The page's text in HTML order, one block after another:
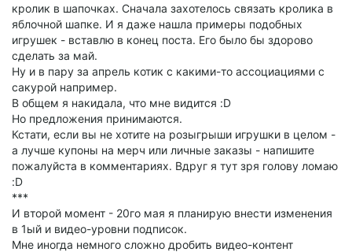
кролик в шапочках. Сначала захотелось связать кролика в
яблочной шапке. И я даже нашла примеры подобных
игрушек - вставлю в конец поста. Его было бы здорово
сделать за май.
Ну и в пару за апрель котик с какими-то ассоциациями с
сакурой например.
В общем я накидала, что мне видится :D
Но предложения принимаются.
Кстати, если вы не хотите на розыгрыши игрушки в целом -
а лучше купоны на мерч или личные заказы - напишите
пожалуйста в комментариях. Вдруг я тут зря голову ломаю
:D
***
И второй момент - 20го мая я планирую внести изменения
в 1ый и видео-уровни подписок.
Мне иногда немного сложно дробить видео-контент